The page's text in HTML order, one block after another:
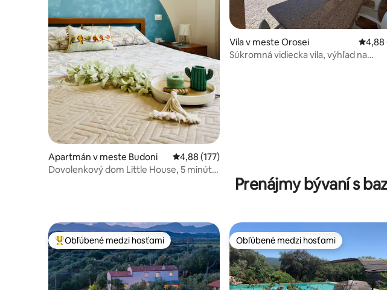
Apartmán v meste Budoni Priemerné ohodnotenie 4,88 z 5, počet hodnotení:
4,88 (177)
Dovolenkový dom Little House, 5 minút
Vila v meste Orosei
4,88
Súkromná vidiecka vila, výhľad na
Prenájmy bývaní s
Najobľúbenejšie medzi hosťami
Obľúbené medzi hosťami Obľúbené medzi hosťami
Obľúbené medzi hosťami